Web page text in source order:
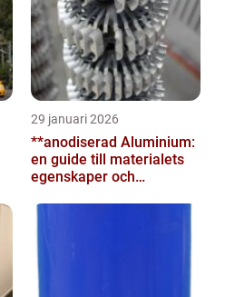
29 januari 2026
**anodiserad Aluminium:
en guide till materialets
egenskaper och